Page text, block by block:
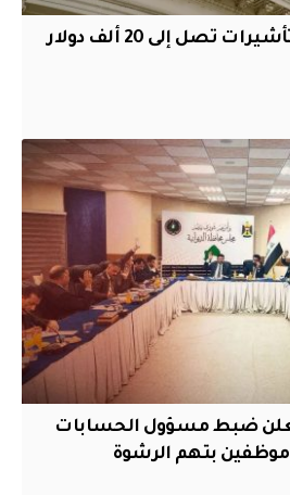
أميركا تقر سندات تأشيرات تصل إلى 20 ألف دولار
ضبط مسؤول الحسابات
بتهم الرشوة